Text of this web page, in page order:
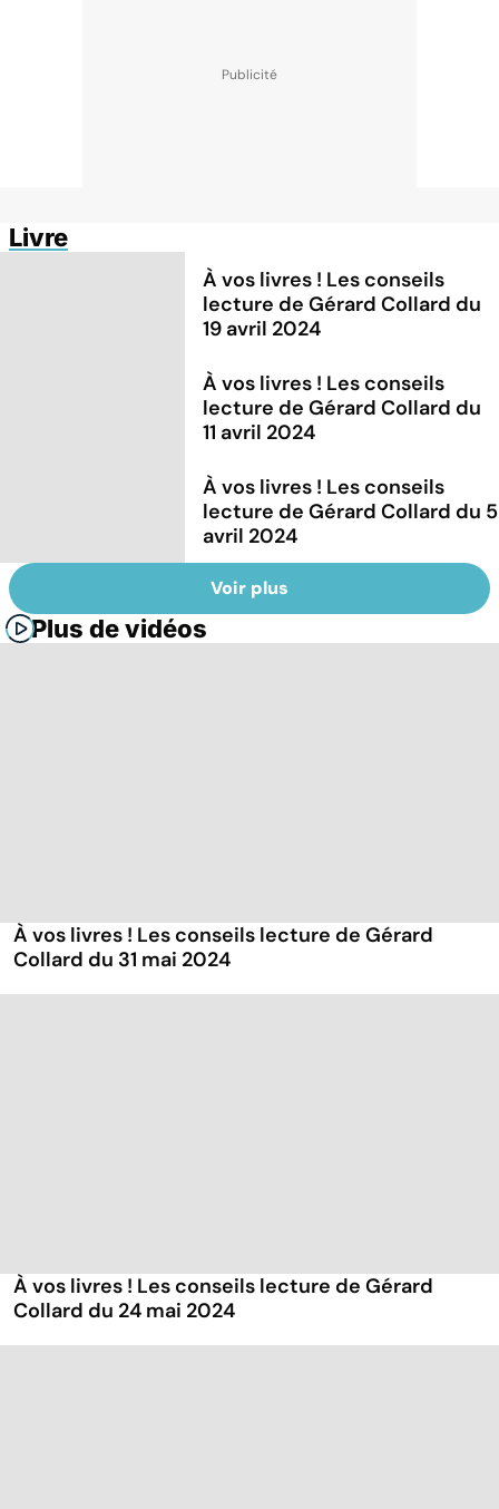
Livre
À vos livres ! Les conseils
lecture de Gérard Collard du
19 avril 2024
À vos livres ! Les conseils
lecture de Gérard Collard du
11 avril 2024
À vos livres ! Les conseils
lecture de Gérard Collard du 5
avril 2024
Voir plus
Plus de vidéos
À vos livres ! Les conseils lecture de Gérard
Collard du 31 mai 2024
À vos livres ! Les conseils lecture de Gérard
Collard du 24 mai 2024